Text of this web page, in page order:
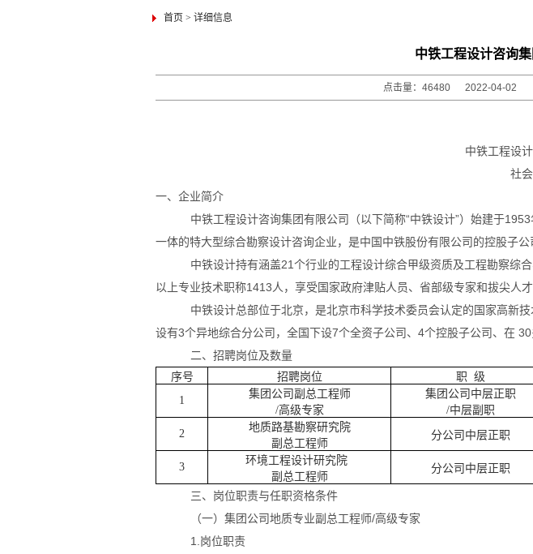
首页 > 详细信息
中铁工程设计咨询
点击量：46480 2022-04-02
中铁工程设
社
一、企业简介
中铁工程设计咨询集团有限公司（以下简称“中铁设计”）始建于1953
一体的特大型综合勘察设计咨询企业，是中国中铁股份有限公司的控股子公
中铁设计持有涵盖21个行业的工程设计综合甲级资质及工程勘察综
以上专业技术职称1413人，享受国家政府津贴人员、省部级专家和拔尖人才
中铁设计总部位于北京，是北京市科学技术委员会认定的国家高新
设有3个异地综合分公司，全国下设7个全资子公司、 4个控股子公司、在 30
二、招聘岗位及数量
序号 招聘岗位 职 级
1
集团公司副总工程师
/高级专家
集团公司中层正职
/中层副职
2
地质路基勘察研究院
副总工程师
分公司中层正职
3
环境工程设计研究院
副总工程师
分公司中层正职
三、岗位职责与任职资格条件
（一）集团公司地质专业副总工程师/高级专家
1.岗位职责